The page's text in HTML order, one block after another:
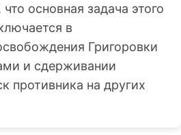
основная задача этого
в
Григоровки
и сдерживании
противника на других